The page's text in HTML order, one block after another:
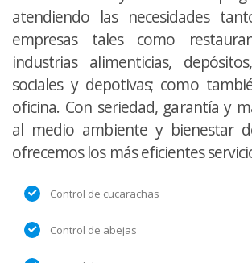
atendiendo las necesidades
empresas tales como
industrias alimenticias,
sociales y depotivas; como
oficina. Con seriedad, garantía y
al medio ambiente y bienestar
ofrecemos los más eficientes
Control de cucarachas
Control de abejas